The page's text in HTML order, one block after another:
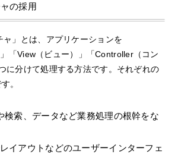
の採用
ャ」とは、アプリケーションを
「View（ビュー）」「Controller（コン
に分けて処理する方法です。それぞれの
。
検索、データなど業務処理の根幹をな
イアウトなどのユーザーインターフェ